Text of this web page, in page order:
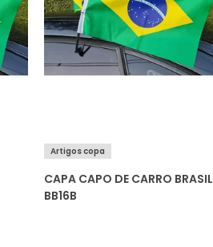
Artigos copa
CAPA CAPO DE CARRO BRASIL
BB16B